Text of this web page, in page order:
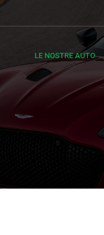
LE NOSTRE AUTO